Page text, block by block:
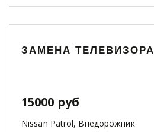
ЗАМЕНА ТЕЛЕВИЗОРА
15000 руб
Nissan Patrol, Внедорожник